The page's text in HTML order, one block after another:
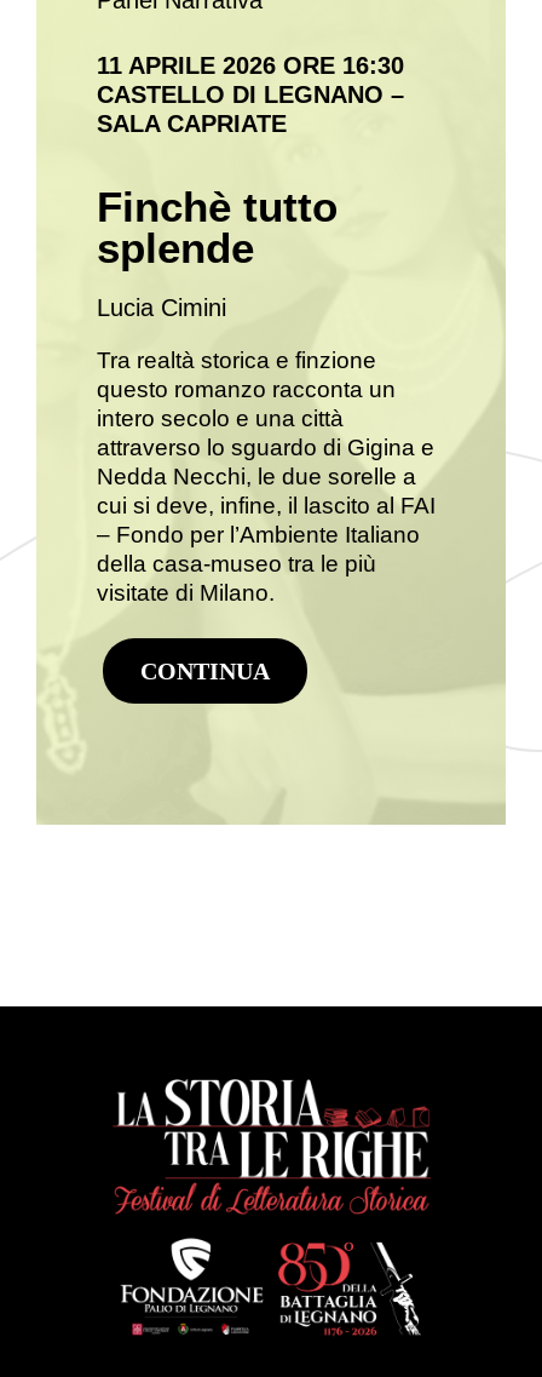
11 APRILE 2026 ORE 16:30
CASTELLO DI LEGNANO –
SALA CAPRIATE
Finchè tutto
splende
Lucia Cimini
Tra realtà storica e finzione
questo romanzo racconta un
intero secolo e una città
attraverso lo sguardo di Gigina e
Nedda Necchi, le due sorelle a
cui si deve, infine, il lascito al FAI
– Fondo per l’Ambiente Italiano
della casa-museo tra le più
visitate di Milano.
CONTINUA